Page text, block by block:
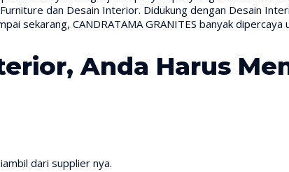
dan Desain Interior. Didukung dengan Desain
sekarang, CANDRATAMA GRANITES banyak
Anda Harus
dari supplier nya.